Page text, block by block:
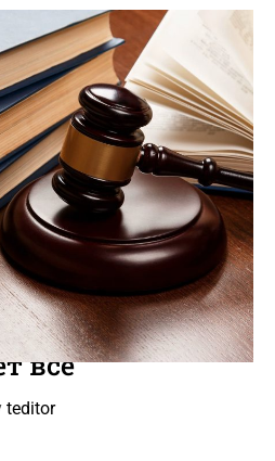
когда
все
teditor